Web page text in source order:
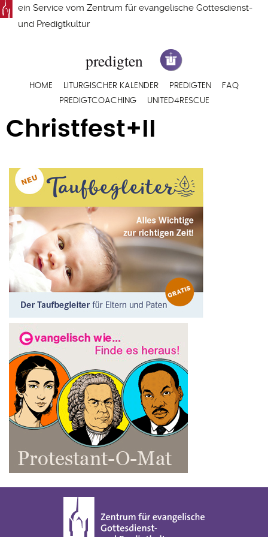
Direkt
zum
ein Service vom Zentrum für evangelische Gottesdienst-
und Predigtkultur
Hauptnavigation
HOME LITURGISCHER KALENDER PREDIGTEN
FAQ
PREDIGTCOACHING
UNITED4RESCUE
Christfest+II